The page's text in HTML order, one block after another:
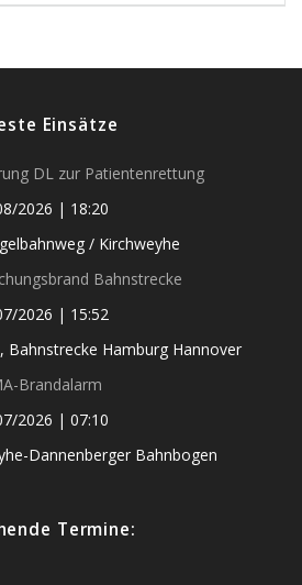
Einsätze
DL zur Patientenrettung
2026 | 18:20
/ Kirchweyhe
Bahnstrecke
2026 | 15:52
Bahnstrecke Hamburg Hannover
Brandalarm
2026 | 07:10
Dannenberger Bahnbogen
Termine: